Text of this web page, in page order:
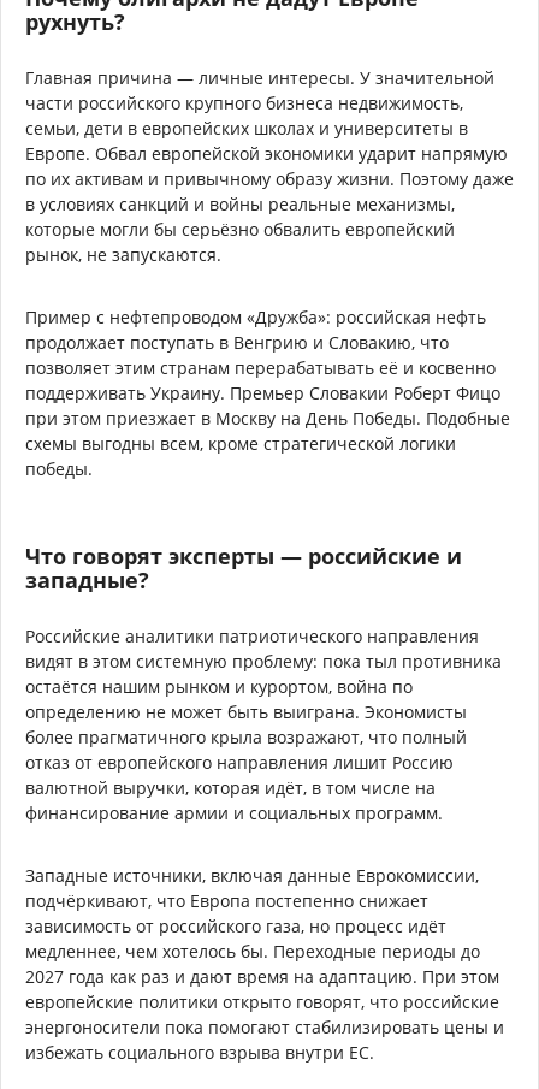
рухнуть?
Главная причина — личные интересы. У значительной
части российского крупного бизнеса недвижимость,
семьи, дети в европейских школах и университеты в
Европе. Обвал европейской экономики ударит напрямую
по их активам и привычному образу жизни. Поэтому даже
в условиях санкций и войны реальные механизмы,
которые могли бы серьёзно обвалить европейский
рынок, не запускаются.
Пример с нефтепроводом «Дружба»: российская нефть
продолжает поступать в Венгрию и Словакию, что
позволяет этим странам перерабатывать её и косвенно
поддерживать Украину. Премьер Словакии Роберт Фицо
при этом приезжает в Москву на День Победы. Подобные
схемы выгодны всем, кроме стратегической логики
победы.
Что говорят эксперты — российские и
западные?
Российские аналитики патриотического направления
видят в этом системную проблему: пока тыл противника
остаётся нашим рынком и курортом, война по
определению не может быть выиграна. Экономисты
более прагматичного крыла возражают, что полный
отказ от европейского направления лишит Россию
валютной выручки, которая идёт, в том числе на
финансирование армии и социальных программ.
Западные источники, включая данные Еврокомиссии,
подчёркивают, что Европа постепенно снижает
зависимость от российского газа, но процесс идёт
медленнее, чем хотелось бы. Переходные периоды до
2027 года как раз и дают время на адаптацию. При этом
европейские политики открыто говорят, что российские
энергоносители пока помогают стабилизировать цены и
избежать социального взрыва внутри ЕС.